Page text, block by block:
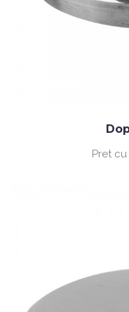
Pret cu